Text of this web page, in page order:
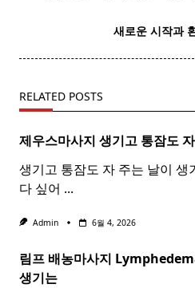
text">Page</span>
새로운 시작과
RELATED POSTS
제우스마사지 생기고 통잠도
생기고 통잠도 자 주는 날이 생
다 싶어 ...
Admin 6월 4, 2026
림프 배농마사지
생기는